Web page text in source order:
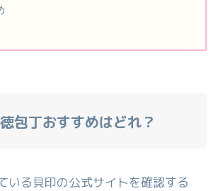
包丁おすすめはどれ？
いる貝印の公式サイトを確認する